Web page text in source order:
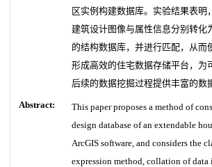
区实例构建数据库。实验结果表明
建筑设计图像与属性信息分别转化
的结构数据库，并进行匹配，从而
形成高效的住宅数据存储平台，为
后续的数据挖掘过程提供丰富的数
Abstract:
This paper proposes a method of
design database of an extendable
ArcGIS software, and considers the
expression method, collation of